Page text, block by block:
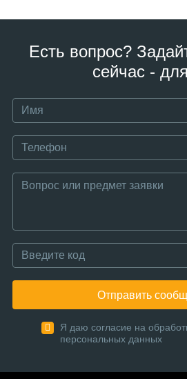
Есть вопрос?
сейчас -
Отправить
Я даю согласие на
персональных данных